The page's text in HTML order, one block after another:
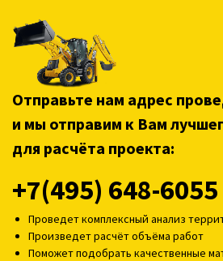
Отправьте нам адрес
и мы отправим к Вам
для расчёта проекта:
+7(495) 648-6055
Проведет комплексный анализ
Произведет расчёт объёма работ
Поможет подобрать качественные